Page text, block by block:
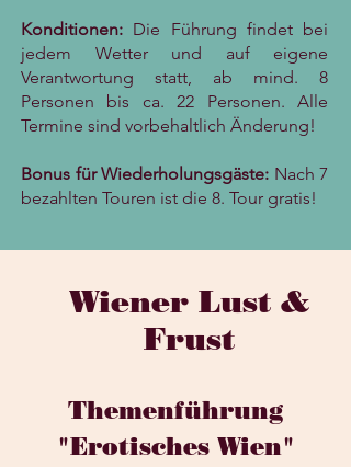
Konditionen: Die Führung findet bei
jedem Wetter und auf eigene
Verantwortung statt, ab mind. 8
Personen bis ca. 22 Personen. Alle
Termine sind vorbehaltlich Änderung!
Bonus für Wiederholungsgäste: Nach 7
bezahlten Touren ist die 8. Tour gratis!
Wiener Lust &
Frust
Themenführung
"Erotisches Wien"